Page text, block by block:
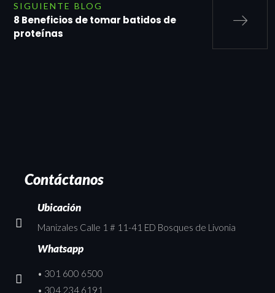
SIGUIENTE BLOG
8 Beneficios de tomar batidos de
proteínas
Contáctanos
Ubicación
Manizales Calle 1 # 11-41 ED Bosques de Livonia
Whatsapp
• 301 600 6500
• 304 234 6191